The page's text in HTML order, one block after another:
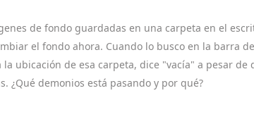
de fondo guardadas en una carpeta en el
el fondo ahora. Cuando lo busco en la barra
la ubicación de esa carpeta, dice "vacía" a pesar
¿Qué demonios está pasando y por qué?